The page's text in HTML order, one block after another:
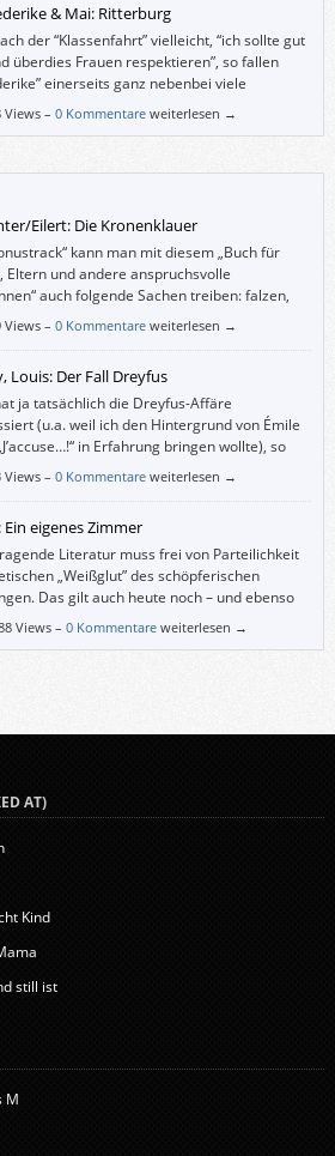
& Mai: Ritterburg
der “Klassenfahrt” vielleicht, “ich sollte gut
überdies Frauen respektieren”, so fallen
einerseits ganz nebenbei viele
und Sätze ein, die mit dem Thema
einfach wegfliegen.
Views – 0 Kommentare weiterlesen →
Eilert: Die Kronenklauer
kann man mit diesem „Buch für
Eltern und andere anspruchsvolle
auch folgende Sachen treiben: falzen,
reimen, puzzlen, malen, singen und schneiden.
Views – 0 Kommentare weiterlesen →
Louis: Der Fall Dreyfus
ja tatsächlich die Dreyfus-Affäre
(u.a. weil ich den Hintergrund von Émile
in Erfahrung bringen wollte), so
allerdings auch wieder nicht. Wie mag es da
Views – 0 Kommentare weiterlesen →
eigenes Zimmer
Literatur muss frei von Parteilichkeit
„Weißglut” des schöpferischen
Das gilt auch heute noch – und ebenso
Views – 0 Kommentare weiterlesen →
AT)
Kind
still ist
M